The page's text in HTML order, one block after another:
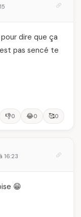
dire que ça
pas sencé te
👎0 😂0 🥰0
16:23
😁